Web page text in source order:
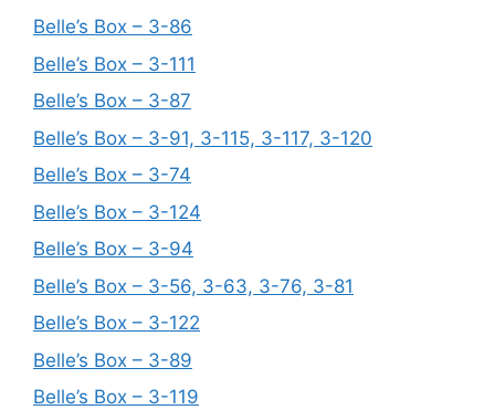
Belle’s Box – 3-86
Belle’s Box – 3-111
Belle’s Box – 3-87
Belle’s Box – 3-91, 3-115, 3-117, 3-120
Belle’s Box – 3-74
Belle’s Box – 3-124
Belle’s Box – 3-94
Belle’s Box – 3-56, 3-63, 3-76, 3-81
Belle’s Box – 3-122
Belle’s Box – 3-89
Belle’s Box – 3-119